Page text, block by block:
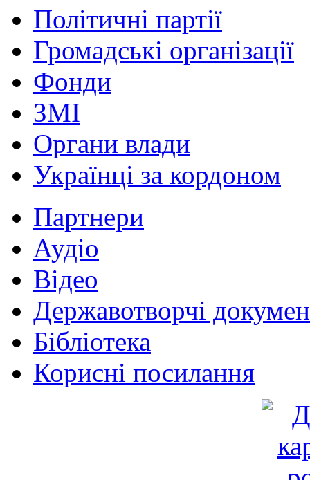
Політичні партії
Громадські організації
Фонди
ЗМІ
Органи влади
Українці за кордоном
Партнери
Аудіо
Відео
Державотворчі
Бібліотека
Корисні посилання